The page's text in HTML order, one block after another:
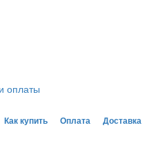
оплаты
Как купить Оплата Доставка